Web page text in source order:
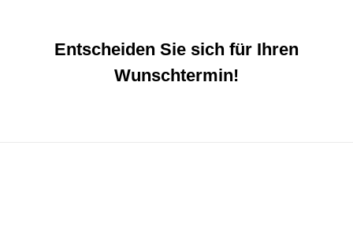
Entscheiden Sie sich für Ihren
Wunschtermin!